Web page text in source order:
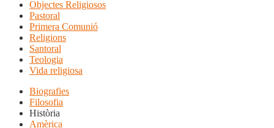
Objectes Religiosos
Pastoral
Primera Comunió
Religions
Santoral
Teologia
Vida religiosa
Biografies
Filosofia
Història
Amèrica